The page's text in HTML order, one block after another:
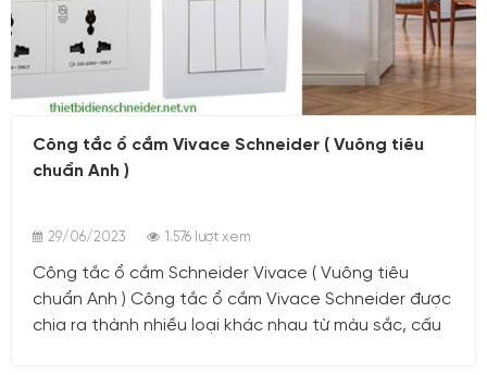
29/06/2023
Công tắc ổ cắm Vivace Schneider ( Vuông tiêu
chuẩn Anh )
29/06/2023 1.576 lượt xem
Công tắc ổ cắm Schneider Vivace ( Vuông tiêu
chuẩn Anh ) Công tắc ổ cắm Vivace Schneider được
chia ra thành nhiều loại khác nhau từ màu sắc, cấu